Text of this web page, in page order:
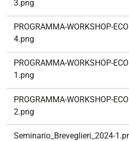
3.png
PROGRAMMA-WORKSHOP-
4.png
PROGRAMMA-WORKSHOP-
1.png
PROGRAMMA-WORKSHOP-
2.png
Seminario_Breveglieri_2024-